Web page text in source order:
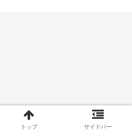
トップ サイドバー